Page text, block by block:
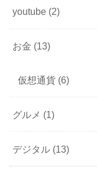
youtube (2)
お金 (13)
仮想通貨 (6)
グルメ (1)
デジタル (13)